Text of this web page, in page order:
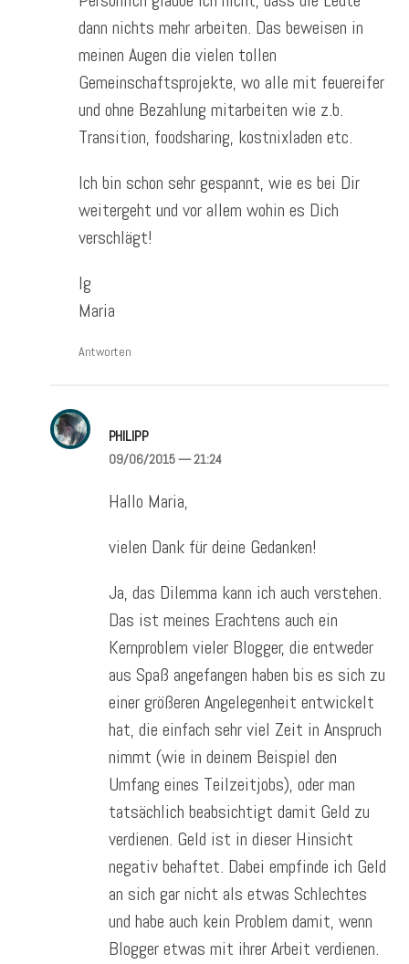
dann nichts mehr arbeiten. Das beweisen in
meinen Augen die vielen tollen
Gemeinschaftsprojekte, wo alle mit feuereifer
und ohne Bezahlung mitarbeiten wie z.b.
Transition, foodsharing, kostnixladen etc.
Ich bin schon sehr gespannt, wie es bei Dir
weitergeht und vor allem wohin es Dich
verschlägt!
lg
Maria
Antworten
PHILIPP
09/06/2015— 21:24
Hallo Maria,
vielen Dank für deine Gedanken!
Ja, das Dilemma kann ich auch verstehen.
Das ist meines Erachtens auch ein
Kernproblem vieler Blogger, die entweder
aus Spaß angefangen haben bis es sich zu
einer größeren Angelegenheit entwickelt
hat, die einfach sehr viel Zeit in Anspruch
nimmt (wie in deinem Beispiel den
Umfang eines Teilzeitjobs), oder man
tatsächlich beabsichtigt damit Geld zu
verdienen. Geld ist in dieser Hinsicht
negativ behaftet. Dabei empfinde ich Geld
an sich gar nicht als etwas Schlechtes
und habe auch kein Problem damit, wenn
Blogger etwas mit ihrer Arbeit verdienen.